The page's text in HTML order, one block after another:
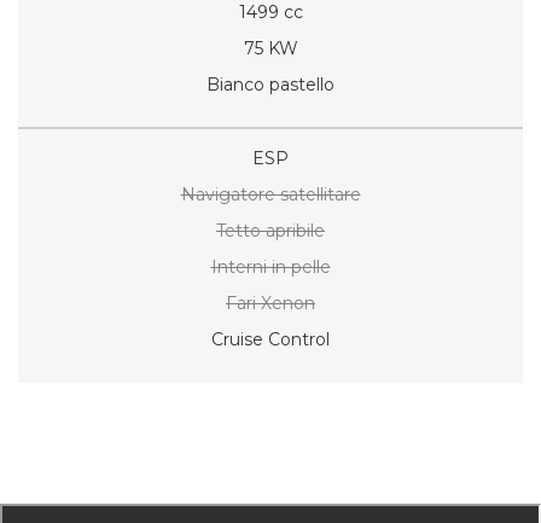
1499 cc
75 KW
Bianco pastello
ESP
Navigatore satellitare
Tetto apribile
Interni in pelle
Fari Xenon
Cruise Control